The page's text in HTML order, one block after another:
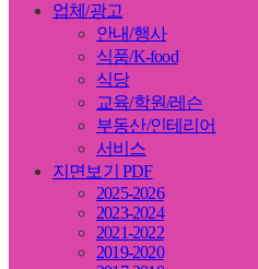
업체/광고
안내/행사
식품/K-food
식당
교육/학원/레슨
부동산/인테리어
서비스
지면보기 PDF
2025-2026
2023-2024
2021-2022
2019-2020